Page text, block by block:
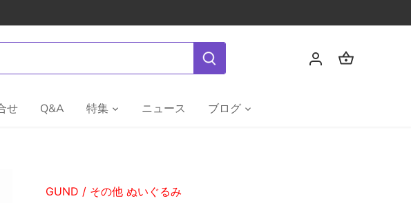
せ Q&A 特集 ニュース ブログ
GUND / その他 ぬいぐるみ